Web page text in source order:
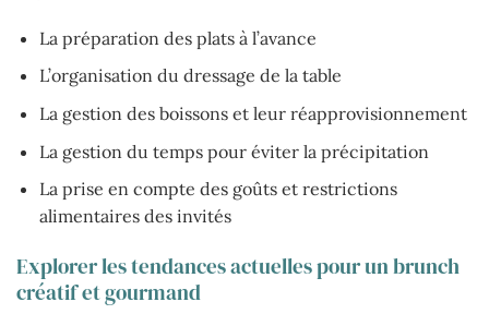
La préparation des plats à l’avance
L’organisation du dressage de la table
La gestion des boissons et leur réapprovisionnement
La gestion du temps pour éviter la précipitation
La prise en compte des goûts et restrictions
alimentaires des invités
Explorer les tendances actuelles pour un brunch
créatif et gourmand